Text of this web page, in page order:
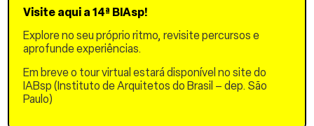
espaço urbano e na vida
pública, insistindo na
pesquisa e prática
ontológica, perseguindo a
inovação com base em um
pragmatismo rigoroso,
explorando a lógica própria
dos conceitos
Visite aqui a 14ª BIAsp!
Explore no seu próprio ritmo, revisite percursos e
aprofunde experiências.
Em breve o tour virtual estará disponível no site do
IABsp (Instituto de Arquitetos do Brasil – dep. São
Paulo)